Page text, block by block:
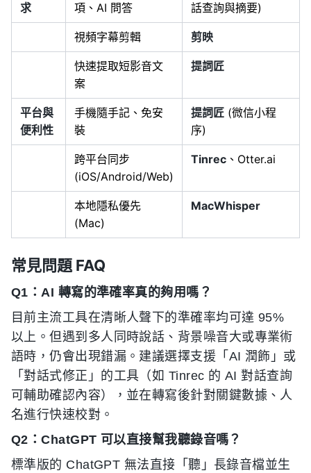
求
項、AI 問答
話查詢與摘要)
視頻字幕剪輯 剪映
快速提取短影音文
案
提詞匠
平台與
便利性
手機隨手記、免安
裝
提詞匠 (微信小程
序)
跨平台同步
(iOS/Android/Web)
Tinrec 、Otter.ai
本地隱私優先
(Mac)
MacWhisper
常見問題 FAQ
Q1：AI 轉寫的準確率真的夠用嗎？
目前主流工具在清晰人聲下的準確率均可達 95%
以上。但遇到多人同時說話、背景噪音大或專業術
語時，仍會出現錯漏。建議選擇支援「AI 潤飾」或
「對話式修正」的工具（如 Tinrec 的 AI 對話查詢
可輔助確認內容），並在轉寫後針對關鍵數據、人
名進行快速校對。
Q2：ChatGPT 可以直接幫我聽錄音嗎？
標準版的 ChatGPT 無法直接「聽」長錄音檔並生